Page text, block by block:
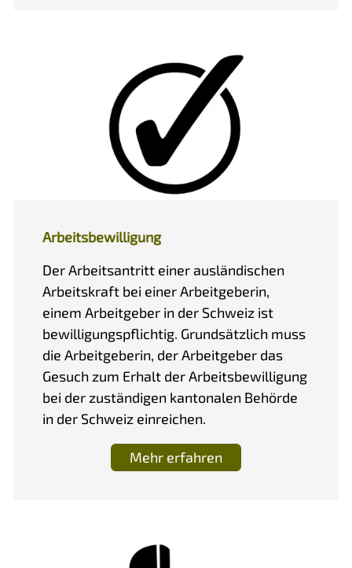
Arbeitsbewilligung
Der Arbeitsantritt einer ausländischen
Arbeitskraft bei einer Arbeitgeberin,
einem Arbeitgeber in der Schweiz ist
bewilligungspflichtig. Grundsätzlich muss
die Arbeitgeberin, der Arbeitgeber das
Gesuch zum Erhalt der Arbeitsbewilligung
bei der zuständigen kantonalen Behörde
in der Schweiz einreichen.
Mehr erfahren